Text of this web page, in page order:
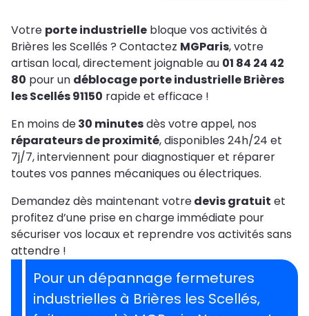
Votre porte industrielle bloque vos activités à
Brières les Scellés ? Contactez MGParis, votre
artisan local, directement joignable au 01 84 24 42
80 pour un déblocage porte industrielle Brières
les Scellés 91150 rapide et efficace !
En moins de30 minutesdès votre appel, nos
réparateurs de proximité, disponibles 24h/24 et
7j/7, interviennent pour diagnostiquer et réparer
toutes vos pannes mécaniques ou électriques.
Demandez dès maintenant votredevis gratuit et
profitez d’une prise en charge immédiate pour
sécuriser vos locaux et reprendre vos activités sans
attendre !
Pour un dépannage fermetures
industrielles à Brières les Scellés,